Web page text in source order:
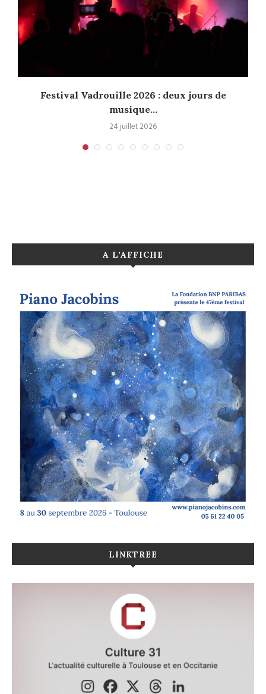
Festival Vadrouille 2026 : deux jours de
musique...
24 juillet 2026
A L’AFFICHE
LINKTREE